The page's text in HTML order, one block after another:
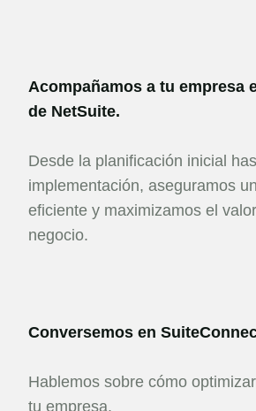
Acompañamos a tu empresa
de NetSuite.
Desde la planificación inicial
implementación, aseguramos
eficiente y maximizamos el
negocio.
Conversemos en
Hablemos sobre cómo
tu empresa.